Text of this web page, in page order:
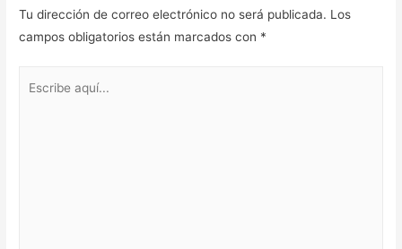
Tu dirección de correo electrónico no será publicada. Los
campos obligatorios están marcados con *